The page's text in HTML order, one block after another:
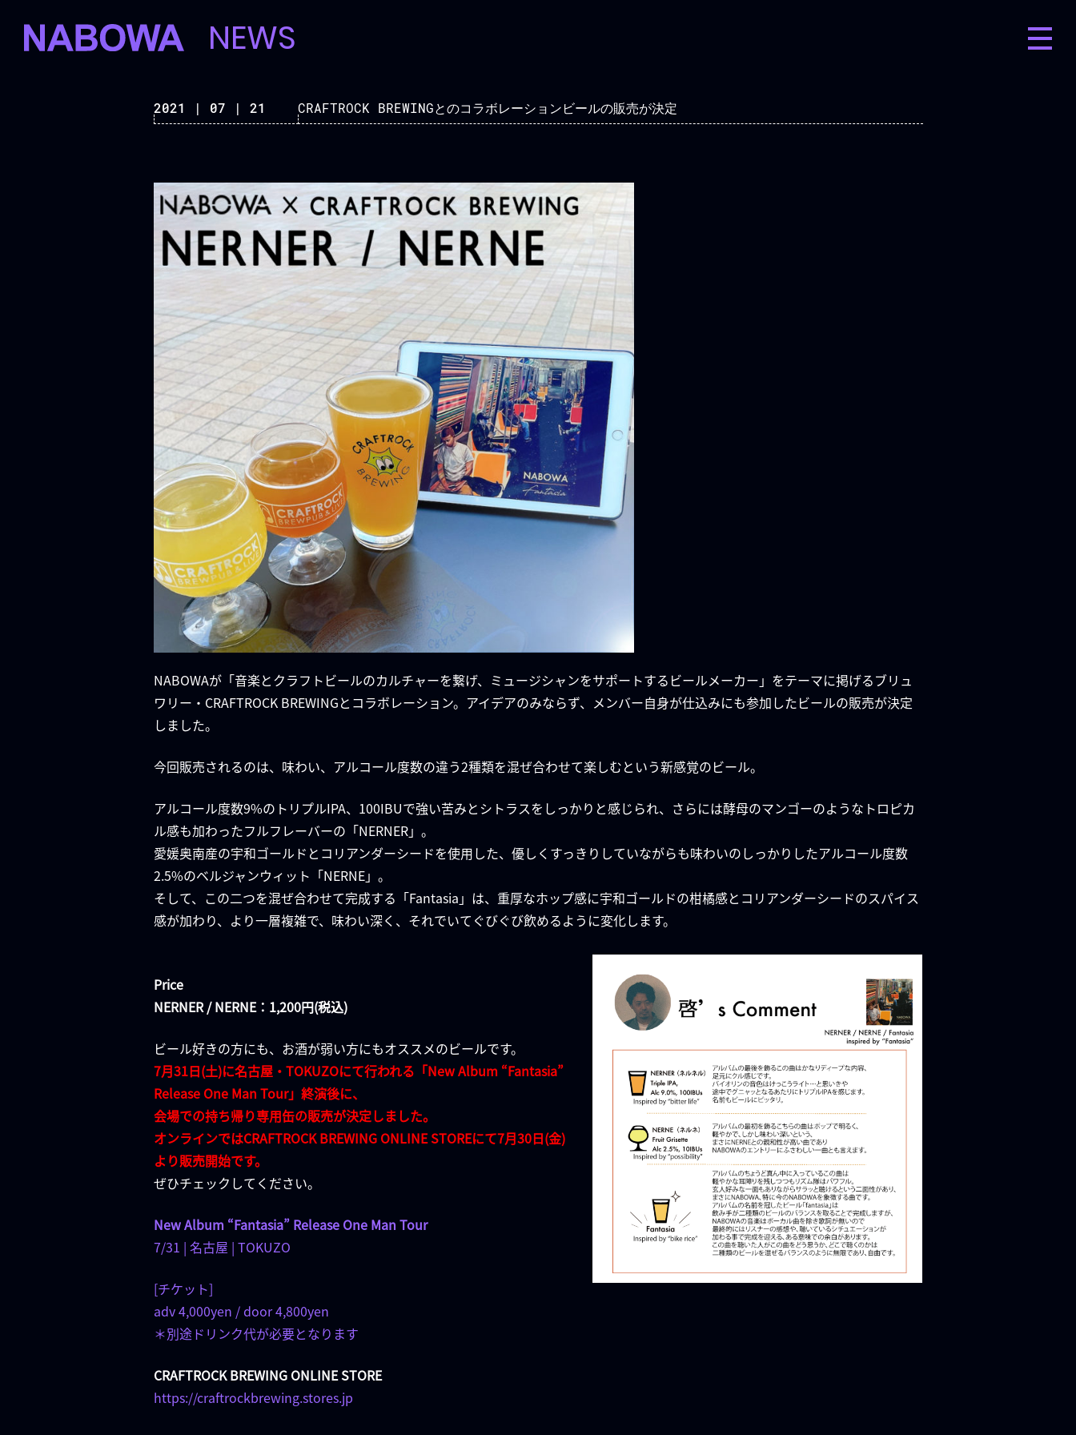
NEWS
2021 | 07 | 21 CRAFTROCK BREWINGとのコラボレーションビールの販売が決定
NABOWAが「音楽とクラフトビールのカルチャーを繋げ、ミュージシャンをサポートするビールメーカー」をテーマに掲げるブリュ
ワリー・CRAFTROCK BREWINGとコラボレーション。アイデアのみならず、メンバー自身が仕込みにも参加したビールの販売が決定
しました。
今回販売されるのは、味わい、アルコール度数の違う2種類を混ぜ合わせて楽しむという新感覚のビール。
アルコール度数9%のトリプルIPA、100IBUで強い苦みとシトラスをしっかりと感じられ、さらには酵母のマンゴーのようなトロピカ
ル感も加わったフルフレーバーの「NERNER」。
愛媛奥南産の宇和ゴールドとコリアンダーシードを使用した、優しくすっきりしていながらも味わいのしっかりしたアルコール度数
2.5%のベルジャンウィット「NERNE」。
そして、この二つを混ぜ合わせて完成する「Fantasia」は、重厚なホップ感に宇和ゴールドの柑橘感とコリアンダーシードのスパイス
感が加わり、より一層複雑で、味わい深く、それでいてぐびぐび飲めるように変化します。
Price
NERNER / NERNE：1,200円(税込)
ビール好きの方にも、お酒が弱い方にもオススメのビールです。
7月31日(土)に名古屋・TOKUZOにて行われる「New Album “Fantasia”
Release One Man Tour」終演後に、
会場での持ち帰り専用缶の販売が決定しました。
オンラインではCRAFTROCK BREWING ONLINE STOREにて7月30日(金)
より販売開始です。
ぜひチェックしてください。
New Album “Fantasia” Release One Man Tour
7/31 | 名古屋 | TOKUZO
[チケット]
adv 4,000yen / door 4,800yen
＊別途ドリンク代が必要となります
CRAFTROCK BREWING ONLINE STORE
https://craftrockbrewing.stores.jp